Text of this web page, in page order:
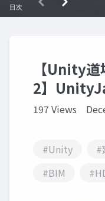
【Unity
2】
197 Views
#Unity #
#BIM